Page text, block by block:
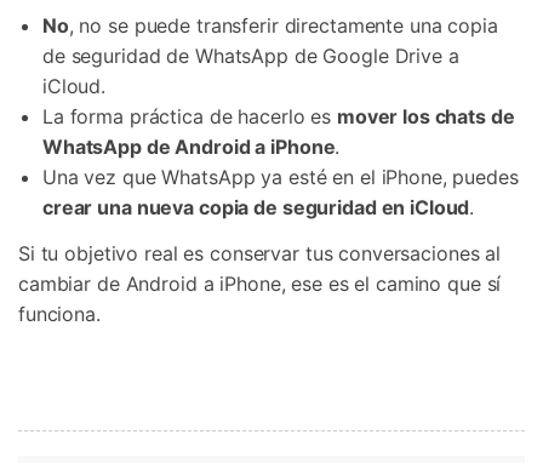
No, no se puede transferir directamente una copia
de seguridad de WhatsApp de Google Drive a
iCloud.
La forma práctica de hacerlo es mover los chats de
WhatsApp de Android a iPhone.
Una vez que WhatsApp ya esté en el iPhone, puedes
crear una nueva copia de seguridad en iCloud.
Si tu objetivo real es conservar tus conversaciones al
cambiar de Android a iPhone, ese es el camino que sí
funciona.